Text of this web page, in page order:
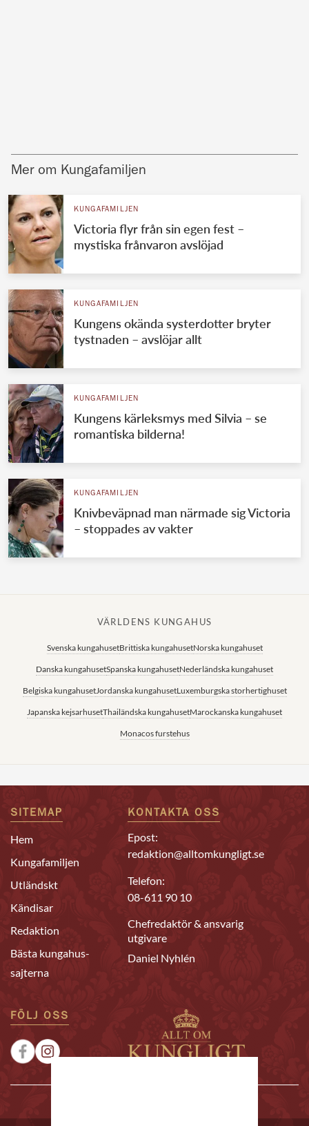
Mer om Kungafamiljen
KUNGAFAMILJEN
Victoria flyr från sin egen fest –
mystiska frånvaron avslöjad
KUNGAFAMILJEN
Kungens okända systerdotter bryter
tystnaden – avslöjar allt
KUNGAFAMILJEN
Kungens kärleksmys med Silvia – se
romantiska bilderna!
KUNGAFAMILJEN
Knivbeväpnad man närmade sig Victoria
– stoppades av vakter
VÄRLDENS KUNGAHUS
Svenska kungahusetBrittiska kungahusetNorska kungahuset
Danska kungahusetSpanska kungahusetNederländska kungahuset
Belgiska kungahusetJordanska kungahusetLuxemburgska storhertighuset
Japanska kejsarhusetThailändska kungahusetMarockanska kungahuset
Monacos furstehus
SITEMAP
Hem
Kungafamiljen
Utländskt
Kändisar
Redaktion
Bästa kungahus-
sajterna
KONTAKTA OSS
Epost:
redaktion@alltomkungligt.se
Telefon:
08-611 90 10
Chefredaktör & ansvarig
utgivare
Daniel Nyhlén
FÖLJ OSS